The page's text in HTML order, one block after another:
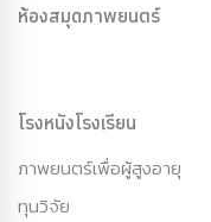
ห้องสมุดภาพยนตร์
โรงหนังโรงเรียน
ภาพยนตร์เพื่อผู้สูงอายุ
ทุนวิจัย